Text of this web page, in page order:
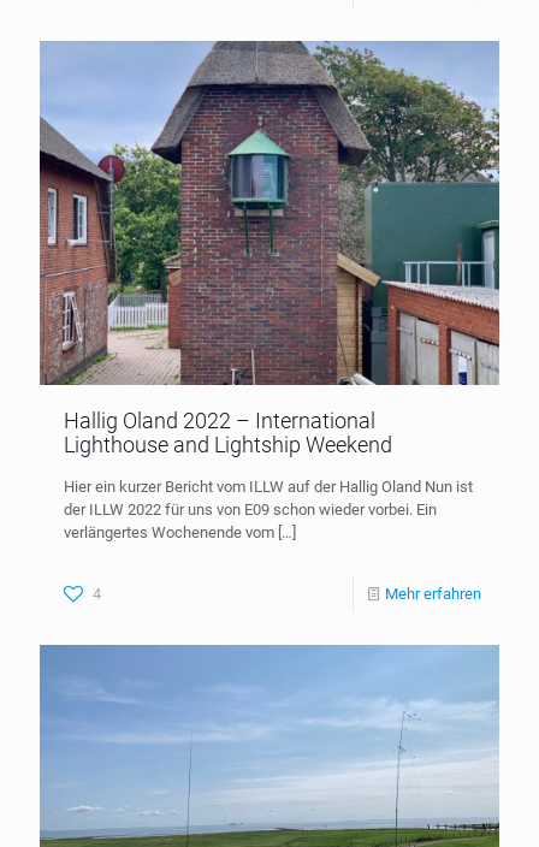
Hallig Oland 2022 – International
Lighthouse and Lightship Weekend
Hier ein kurzer Bericht vom ILLW auf der Hallig Oland Nun ist
der ILLW 2022 für uns von E09 schon wieder vorbei. Ein
verlängertes Wochenende vom […]
4 Mehr erfahren